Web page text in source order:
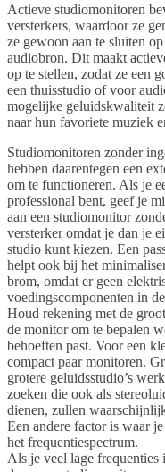
Actieve studiomonitoren
versterkers, waardoor ze
ze gewoon aan te sluiten
audiobron. Dit maakt
op te stellen, zodat ze een
een thuisstudio of voor
mogelijke geluidskwaliteit
naar hun favoriete muziek
Studiomonitoren zonder
hebben daarentegen een
om te functioneren. Als je
professional bent, geef je
aan een studiomonitor
versterker omdat je dan je
studio kunt kiezen. Een
helpt ook bij het
brom, omdat er geen
voedingscomponenten in
Houd rekening met de
de monitor om te bepalen
behoeften past. Voor een
compact paar monitoren.
grotere geluidsstudio’s
zoeken die ook als
dienen, zullen
Een andere factor is waar
het frequentiespectrum.
Als je veel lage frequenties